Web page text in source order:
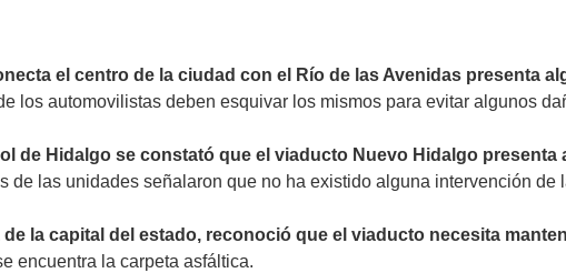
el centro de la ciudad con el Río de las Avenidas presenta
los automovilistas deben esquivar los mismos para evitar algunos
de Hidalgo se constató que el viaducto Nuevo Hidalgo
de las unidades señalaron que no ha existido alguna intervención de
la capital del estado, reconoció que el viaducto necesita
encuentra la carpeta asfáltica.